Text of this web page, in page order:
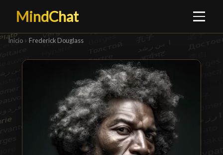
MindChat
Inicio › Frederick Douglass